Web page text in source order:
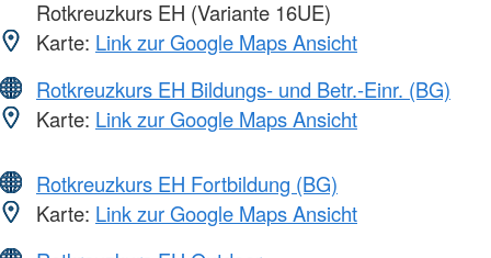
Rotkreuzkurs EH (Variante 16UE)
Karte: Link zur Google Maps Ansicht
Rotkreuzkurs EH Bildungs- und Betr.-Einr. (BG)
Karte: Link zur Google Maps Ansicht
Rotkreuzkurs EH Fortbildung (BG)
Karte: Link zur Google Maps Ansicht